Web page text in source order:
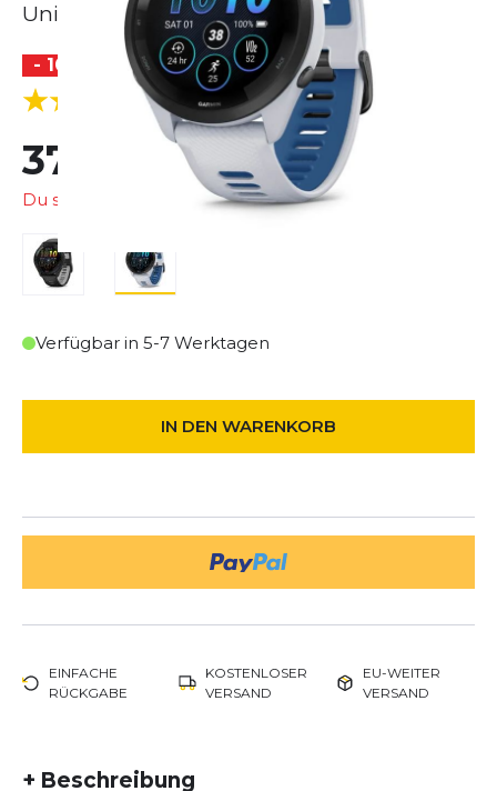
Unisex
- 10 %
5.0 (1 Bewertungen)
379,99 € 419,99 €
Du sparst
Verfügbar in 5-7 Werktagen
IN DEN WARENKORB
EINFACHE
RÜCKGABE
KOSTENLOSER
VERSAND
EU-WEITER
VERSAND
+ Beschreibung